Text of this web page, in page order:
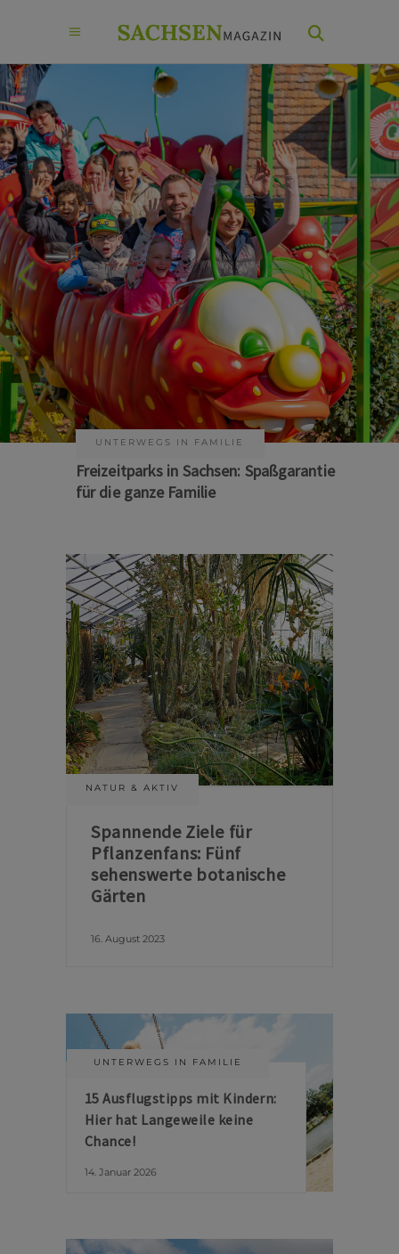
UNTERWEGS IN FAMILIE
Freizeitparks in Sachsen: Spaßgarantie
für die ganze Familie
KUNST & KULTUR
Sommer auf Sachsens Theaterbühnen
NATUR & AKTIV
Spannende Ziele für
Pflanzenfans: Fünf
sehenswerte botanische
Gärten
16. August 2023
UNTERWEGS IN FAMILIE
15 Ausflugstipps mit Kindern:
Hier hat Langeweile keine
Chance!
14. Januar 2026